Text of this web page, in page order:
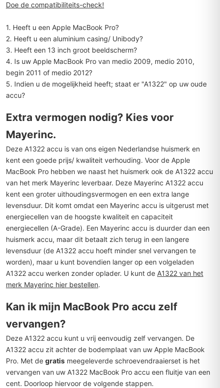
Doe de compatibiliteits-check!
1. Heeft u een Apple MacBook Pro?
2. Heeft u een aluminium casing/ Unibody?
3. Heeft een 13 inch groot beeldscherm?
4. Is uw Apple MacBook Pro van medio 2009, medio 2010,
begin 2011 of medio 2012?
5. Indien u de mogelijkheid heeft; staat er "A1322" op uw oude
accu?
Extra vermogen nodig? Kies voor
Mayerinc.
Deze A1322 accu is van ons eigen Nederlandse huismerk en
kent een goede prijs/ kwaliteit verhouding. Voor de Apple
MacBook Pro hebben we naast het huismerk ook de A1322 accu
van het merk Mayerinc leverbaar. Deze Mayerinc A1322 accu
kent een groter uithoudingsvermogen en een extra lange
levensduur. Dit komt omdat een Mayerinc accu is uitgerust met
energiecellen van de hoogste kwaliteit en capaciteit
energiecellen (A-Grade). Een Mayerinc accu is duurder dan een
huismerk accu, maar dit betaalt zich terug in een langere
levensduur (de A1322 accu hoeft minder snel vervangen te
worden), maar u kunt bovendien langer op een volgeladen
A1322 accu werken zonder oplader. U kunt de A1322 van het
merk Mayerinc hier bestellen.
Kan ik mijn MacBook Pro accu zelf
vervangen?
Deze A1322 accu kunt u vrij eenvoudig zelf vervangen. De
A1322 accu zit achter de bodemplaat van uw Apple MacBook
Pro. Met de gratis meegeleverde schroevendraaierset is het
vervangen van uw A1322 MacBook Pro accu een fluitje van een
cent. Doorloop hiervoor de volgende stappen.